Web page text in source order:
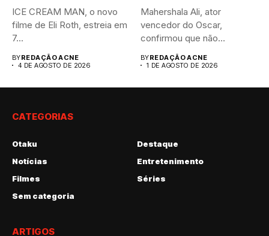
ICE CREAM MAN, o novo
filme de Eli Roth, estreia em
7...
BYREDAÇÃO ACNE
4 DE AGOSTO DE 2026
Mahershala Ali, ator
vencedor do Oscar,
confirmou que não
interpretará Blade na...
BYREDAÇÃO ACNE
1 DE AGOSTO DE 2026
CATEGORIAS
Otaku
Destaque
Notícias
Entretenimento
Filmes
Séries
Sem categoria
ARTIGOS